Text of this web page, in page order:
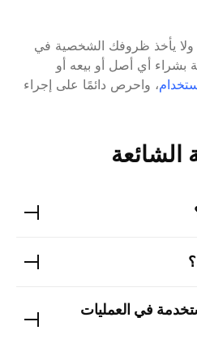
ولا يأخذ ظروفك الشخصية في
بشراء أي أصل أو بيعه أو
، واحرص دائمًا على إجراء
الشائعة
في العمليات